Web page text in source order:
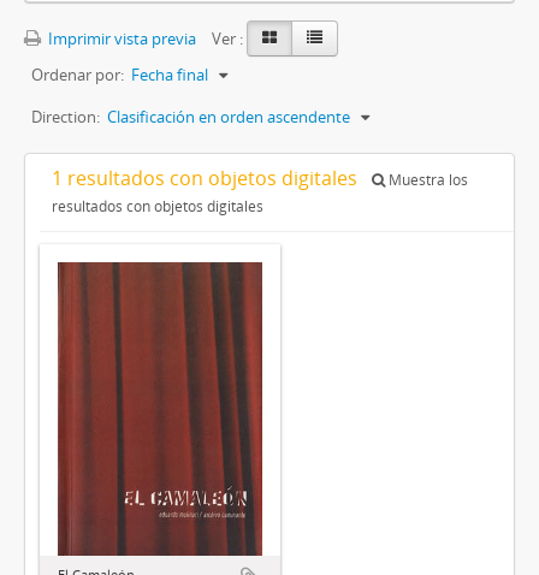
Imprimir vista previa
Ver :
Ordenar por: Fecha final
Direction: Clasificación en orden ascendente
1 resultados con objetos digitales
Muestra los
resultados con objetos digitales